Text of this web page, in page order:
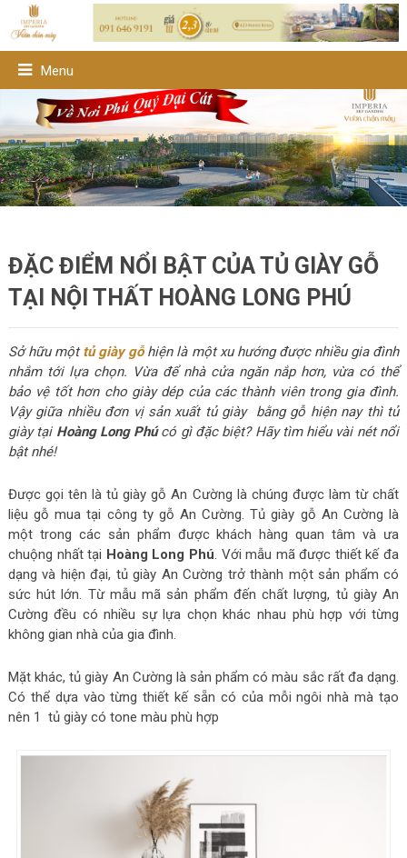
Menu
ĐẶC ĐIỂM NỔI BẬT CỦA TỦ GIÀY GỖ
TẠI NỘI THẤT HOÀNG LONG PHÚ
Sở hữu mộttủ giày gỗhiện là một xu hướng được nhiều gia đình
nhắm tới lựa chọn. Vừa để nhà cửa ngăn nắp hơn, vừa có thể
bảo vệ tốt hơn cho giày dép của các thành viên trong gia đình.
Vậy giữa nhiều đơn vị sản xuất tủ giày bằng gỗ hiện nay thì tủ
giày tạiHoàng Long Phúcó gì đặc biệt? Hãy tìm hiểu vài nét nổi
bật nhé!
Được gọi tên là tủ giày gỗ An Cường là chúng được làm từ chất
liệu gỗ mua tại công ty gỗ An Cường. Tủ giày gỗ An Cường là
một trong các sản phẩm được khách hàng quan tâm và ưa
chuộng nhất tại Hoàng Long Phú. Với mẫu mã được thiết kế đa
dạng và hiện đại, tủ giày An Cường trở thành một sản phẩm có
sức hút lớn. Từ mẫu mã sản phẩm đến chất lượng, tủ giày An
Cường đều có nhiều sự lựa chọn khác nhau phù hợp với từng
không gian nhà của gia đình.
Mặt khác, tủ giày An Cường là sản phẩm có màu sắc rất đa dạng.
Có thể dựa vào từng thiết kế sẵn có của mỗi ngôi nhà mà tạo
nên 1 tủ giày có tone màu phù hợp